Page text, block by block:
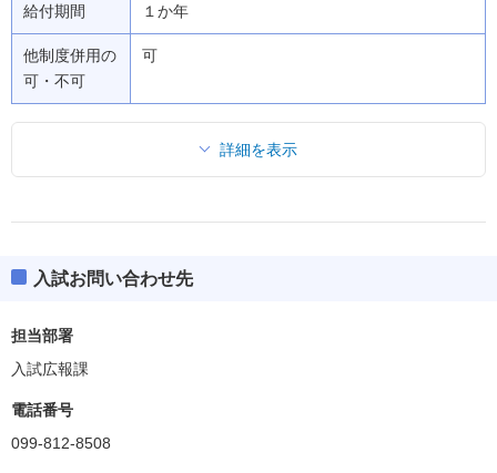
給付期間 １か年
他制度併用の
可・不可
可
詳細を表示
入試お問い合わせ先
担当部署
入試広報課
電話番号
099-812-8508